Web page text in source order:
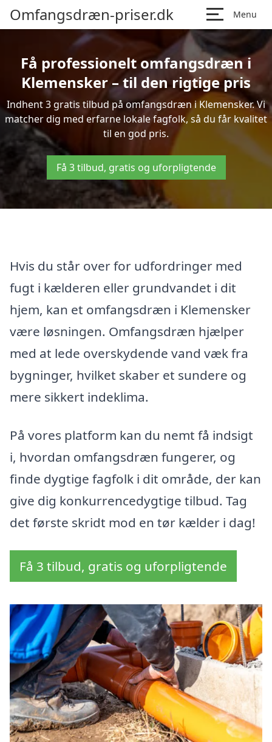
Omfangsdræn-priser.dk Menu
Få professionelt omfangsdræn i
Klemensker – til den rigtige pris
Indhent 3 gratis tilbud på omfangsdræn i Klemensker. Vi
matcher dig med erfarne lokale fagfolk, så du får kvalitet
til en god pris.
Få 3 tilbud, gratis og uforpligtende
Hvis du står over for udfordringer med
fugt i kælderen eller grundvandet i dit
hjem, kan et omfangsdræn i Klemensker
være løsningen. Omfangsdræn hjælper
med at lede overskydende vand væk fra
bygninger, hvilket skaber et sundere og
mere sikkert indeklima.
På vores platform kan du nemt få indsigt
i, hvordan omfangsdræn fungerer, og
finde dygtige fagfolk i dit område, der kan
give dig konkurrencedygtige tilbud. Tag
det første skridt mod en tør kælder i dag!
Få 3 tilbud, gratis og uforpligtende